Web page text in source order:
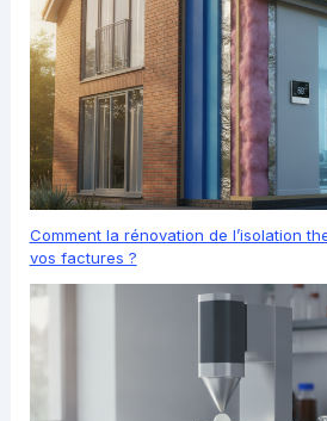
Comment la rénovation de l’isolation
vos factures ?